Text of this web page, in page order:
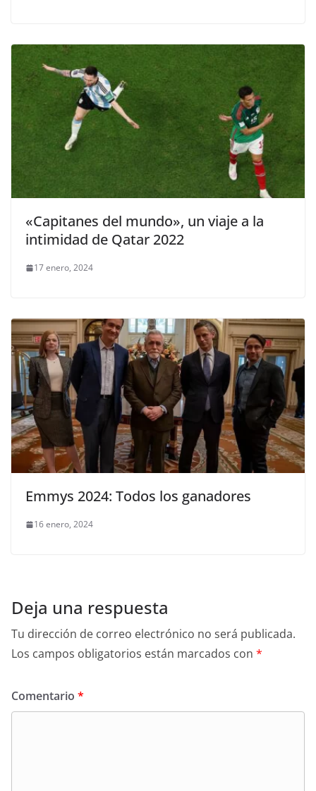
«Capitanes del mundo», un viaje a la
intimidad de Qatar 2022
17 enero, 2024
Emmys 2024: Todos los ganadores
16 enero, 2024
Deja una respuesta
Tu dirección de correo electrónico no será publicada.
Los campos obligatorios están marcados con *
Comentario *